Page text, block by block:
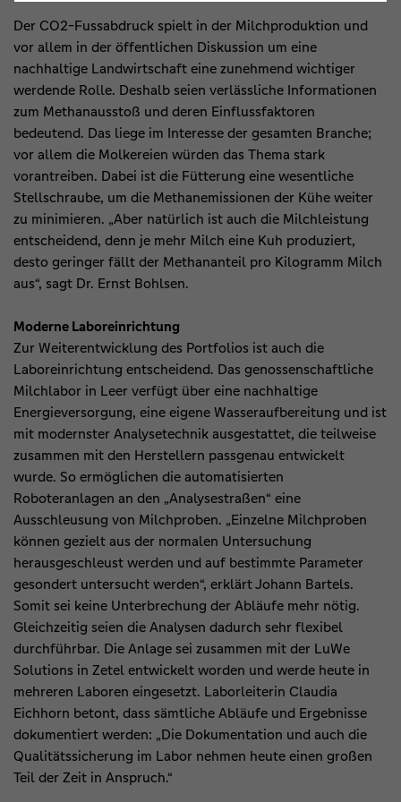
Der CO2-Fussabdruck spielt in der Milchproduktion und
vor allem in der öffentlichen Diskussion um eine
nachhaltige Landwirtschaft eine zunehmend wichtiger
werdende Rolle. Deshalb seien verlässliche Informationen
zum Methanausstoß und deren Einflussfaktoren
bedeutend. Das liege im Interesse der gesamten Branche;
vor allem die Molkereien würden das Thema stark
vorantreiben. Dabei ist die Fütterung eine wesentliche
Stellschraube, um die Methanemissionen der Kühe weiter
zu minimieren. „Aber natürlich ist auch die Milchleistung
entscheidend, denn je mehr Milch eine Kuh produziert,
desto geringer fällt der Methananteil pro Kilogramm Milch
aus“, sagt Dr. Ernst Bohlsen.
Moderne Laboreinrichtung
Zur Weiterentwicklung des Portfolios ist auch die
Laboreinrichtung entscheidend. Das genossenschaftliche
Milchlabor in Leer verfügt über eine nachhaltige
Energieversorgung, eine eigene Wasseraufbereitung und ist
mit modernster Analysetechnik ausgestattet, die teilweise
zusammen mit den Herstellern passgenau entwickelt
wurde. So ermöglichen die automatisierten
Roboteranlagen an den „Analysestraßen“ eine
Ausschleusung von Milchproben. „Einzelne Milchproben
können gezielt aus der normalen Untersuchung
herausgeschleust werden und auf bestimmte Parameter
gesondert untersucht werden“, erklärt Johann Bartels.
Somit sei keine Unterbrechung der Abläufe mehr nötig.
Gleichzeitig seien die Analysen dadurch sehr flexibel
durchführbar. Die Anlage sei zusammen mit der LuWe
Solutions in Zetel entwickelt worden und werde heute in
mehreren Laboren eingesetzt. Laborleiterin Claudia
Eichhorn betont, dass sämtliche Abläufe und Ergebnisse
dokumentiert werden: „Die Dokumentation und auch die
Qualitätssicherung im Labor nehmen heute einen großen
Teil der Zeit in Anspruch.“